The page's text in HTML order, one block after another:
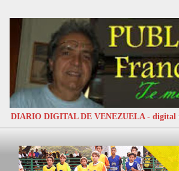
DIARIO DIGITAL DE VENEZUELA - digital